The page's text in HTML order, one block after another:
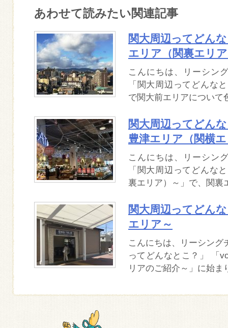
あわせて読みたい関連記事
関大周辺ってどん
エリア（関裏エリ
こんにちは、リーシン
「関大周辺ってどんな
で関大前エリアについ
関大周辺ってどん
豊津エリア（関横
こんにちは、リーシン
「関大周辺ってどんな
裏エリア）～」で、関
関大周辺ってどん
エリア～
こんにちは、リーシン
ってどんなとこ？」 「
リアのご紹介～」に始